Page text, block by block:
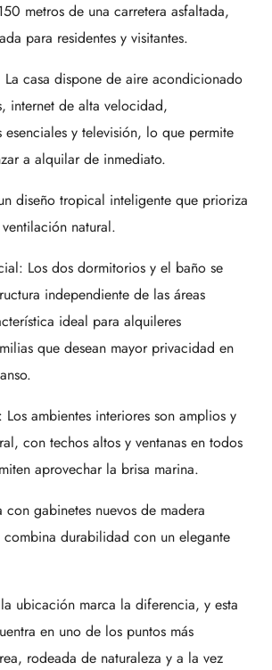
metros de una carretera asfaltada,
para residentes y visitantes.
La casa dispone de aire acondicionado
internet de alta velocidad,
esenciales y televisión, lo que permite
a alquilar de inmediato.
diseño tropical inteligente que prioriza
natural.
Los dos dormitorios y el baño se
independiente de las áreas
ideal para alquileres
que desean mayor privacidad en
Los ambientes interiores son amplios y
con techos altos y ventanas en todos
aprovechar la brisa marina.
gabinetes nuevos de madera
durabilidad con un elegante
ubicación marca la diferencia, y esta
en uno de los puntos más
rodeada de naturaleza y a la vez